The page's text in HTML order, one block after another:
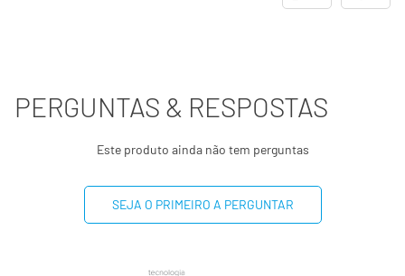
PERGUNTAS & RESPOSTAS
Este produto ainda não tem perguntas
SEJA O PRIMEIRO A PERGUNTAR